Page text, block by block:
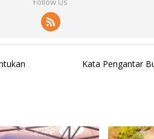
Kata Pengantar